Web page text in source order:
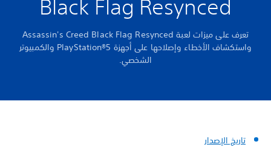
Black Flag Resynced
تعرف على ميزات لعبة Assassin's Creed Black Flag Resynced
واستكشاف الأخطاء وإصلاحها على أجهزة PlayStation®5 والكمبيوتر
الشخصي.
تاريخ الإصدار